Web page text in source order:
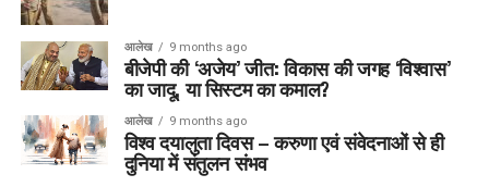
आलेख 9 months ago
बीजेपी की ‘अजेय’ जीत: विकास की जगह ‘विश्वास’
का जादू, या सिस्टम का कमाल?
आलेख 9 months ago
विश्व दयालुता दिवस – करुणा एवं संवेदनाओं से ही
दुनिया में संतुलन संभव